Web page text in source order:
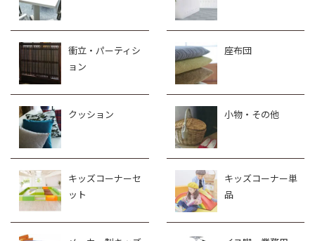
衝立・パーティシ
ョン
座布団
クッション 小物・その他
キッズコーナーセ
ット
キッズコーナー単
品